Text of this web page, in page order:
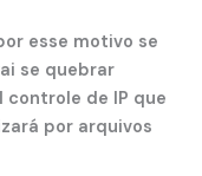
esse motivo se
se quebrar
de IP que
por arquivos